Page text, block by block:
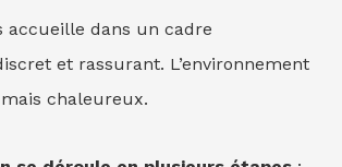
accueille dans un cadre
et rassurant. L’environnement
chaleureux.